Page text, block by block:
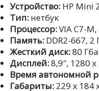
Устройство: HP Mini
Тип: нeтбук
Процессор:VIA C7-
Память: DDR2-667, 2
Жесткий диск:80
Дисплей:8,9″, 1280
Время автономной
Габариты: 229 x 184